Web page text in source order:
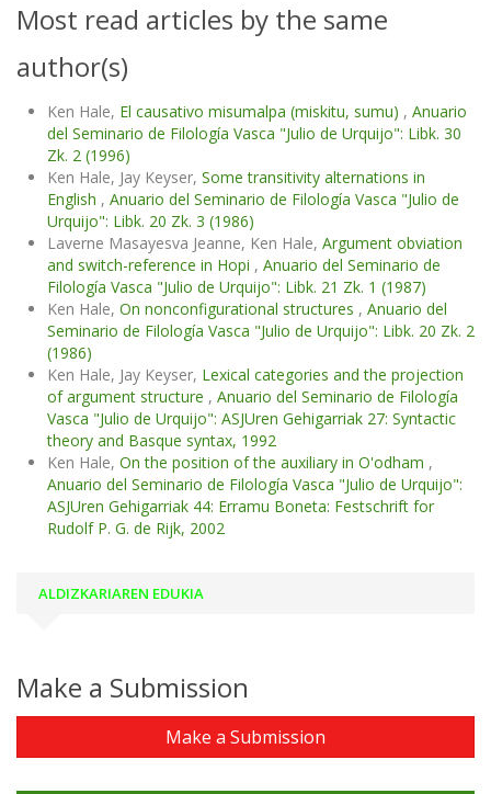
Most read articles by the same
author(s)
Ken Hale, El causativo misumalpa (miskitu, sumu) , Anuario
del Seminario de Filología Vasca "Julio de Urquijo": Libk. 30
Zk. 2 (1996)
Ken Hale, Jay Keyser, Some transitivity alternations in
English , Anuario del Seminario de Filología Vasca "Julio de
Urquijo": Libk. 20 Zk. 3 (1986)
Laverne Masayesva Jeanne, Ken Hale, Argument obviation
and switch-reference in Hopi , Anuario del Seminario de
Filología Vasca "Julio de Urquijo": Libk. 21 Zk. 1 (1987)
Ken Hale, On nonconfigurational structures , Anuario del
Seminario de Filología Vasca "Julio de Urquijo": Libk. 20 Zk. 2
(1986)
Ken Hale, Jay Keyser, Lexical categories and the projection
of argument structure , Anuario del Seminario de Filología
Vasca "Julio de Urquijo": ASJUren Gehigarriak 27: Syntactic
theory and Basque syntax, 1992
Ken Hale, On the position of the auxiliary in O'odham ,
Anuario del Seminario de Filología Vasca "Julio de Urquijo":
ASJUren Gehigarriak 44: Erramu Boneta: Festschrift for
Rudolf P. G. de Rijk, 2002
ALDIZKARIAREN EDUKIA
Make a Submission
Make a Submission